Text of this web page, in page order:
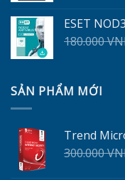
ESET
180.000
SẢN PHẨM MỚI
Trend
300.000